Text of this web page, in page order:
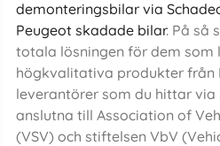
demonteringsbilar via
Peugeot skadade bilar. På så
totala lösningen för dem som
högkvalitativa produkter från
leverantörer som du hittar via
anslutna till Association of
(VSV) och stiftelsen VbV